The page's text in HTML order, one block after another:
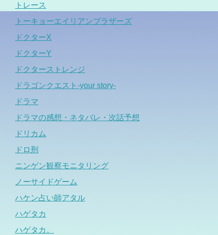
トレース
トーキョーエイリアンブラザーズ
ドクターX
ドクターY
ドクターストレンジ
ドラゴンクエスト-your story-
ドラマ
ドラマの感想・ネタバレ・次話予想
ドリカム
ドロ刑
ニンゲン観察モニタリング
ノーサイドゲーム
ハケン占い師アタル
ハゲタカ
ハゲタカ。